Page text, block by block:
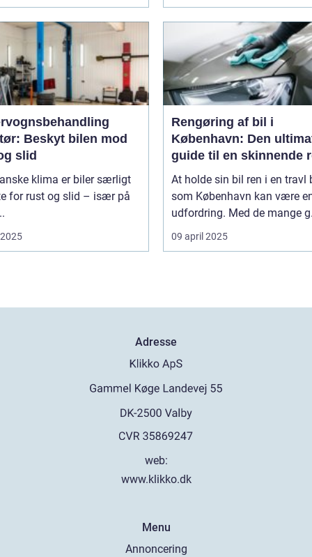
Beskyt bilen mod
slid
klima er biler særligt
for rust og slid – især på
Rengøring af bil i
København: Den
guide til en skinnende
bil
At holde sin bil ren i en travl
som København kan være
udfordring. Med de mange
09 april 2025
Adresse
web:
www.klikko.dk
Menu
Annoncering